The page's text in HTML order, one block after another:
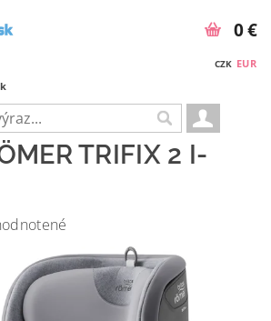
CZK EUR
0 €
TRIFIX 2 I-